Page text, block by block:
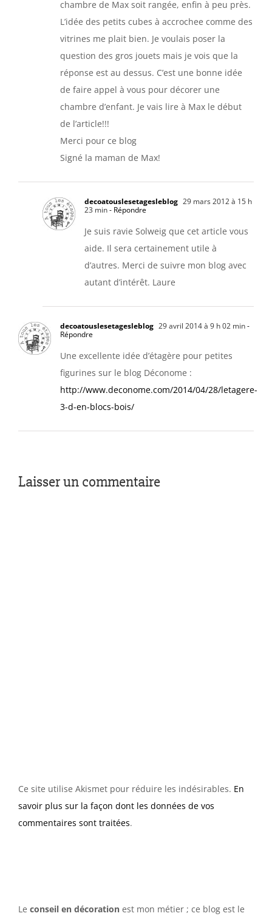
chambre de Max soit rangée, enfin à peu près.
L’idée des petits cubes à accrochee comme des
vitrines me plait bien. Je voulais poser la
question des gros jouets mais je vois que la
réponse est au dessus. C’est une bonne idée
de faire appel à vous pour décorer une
chambre d’enfant. Je vais lire à Max le début
de l’article!!!
Merci pour ce blog
Signé la maman de Max!
decoatouslesetagesleblog 29 mars 2012 à 15 h
23 min- Répondre
Je suis ravie Solweig que cet article vous
aide. Il sera certainement utile à
d’autres. Merci de suivre mon blog avec
autant d’intérêt. Laure
decoatouslesetagesleblog 29 avril 2014 à 9 h 02 min-
Répondre
Une excellente idée d’étagère pour petites
figurines sur le blog Déconome :
http://www.deconome.com/2014/04/28/letagere-
3-d-en-blocs-bois/
Laisser un commentaire
Ce site utilise Akismet pour réduire les indésirables. En
savoir plus sur la façon dont les données de vos
commentaires sont traitées.
Le conseil en décoration est mon métier ; ce blog est le